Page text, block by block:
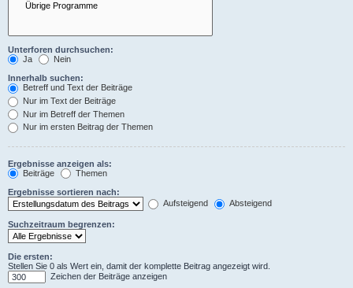
Unterforen durchsuchen:
Ja
Nein
Innerhalb suchen:
Betreff und Text der Beiträge
Nur im Text der Beiträge
Nur im Betreff der Themen
Nur im ersten Beitrag der Themen
Ergebnisse anzeigen als:
Beiträge
Themen
Ergebnisse sortieren nach:
Aufsteigend
Absteigend
Suchzeitraum begrenzen:
Die ersten:
Stellen Sie 0 als Wert ein, damit der komplette Beitrag angezeigt wird.
Zeichen der Beiträge anzeigen